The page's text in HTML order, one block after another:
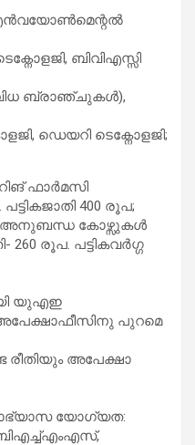
ബിവിഎസ്സി
ബ്രാഞ്ചുകള്‍),
ഡെയറി ടെക്നോളജി;
ഫാര്‍മസി
400 രൂപ;
അനുബന്ധ കോഴ്സുകള്‍
260 രൂപ. പട്ടികവര്‍ഗ്ഗ
യുഎഇ
പുറമെ
അപേക്ഷാ
യോഗ്യത: